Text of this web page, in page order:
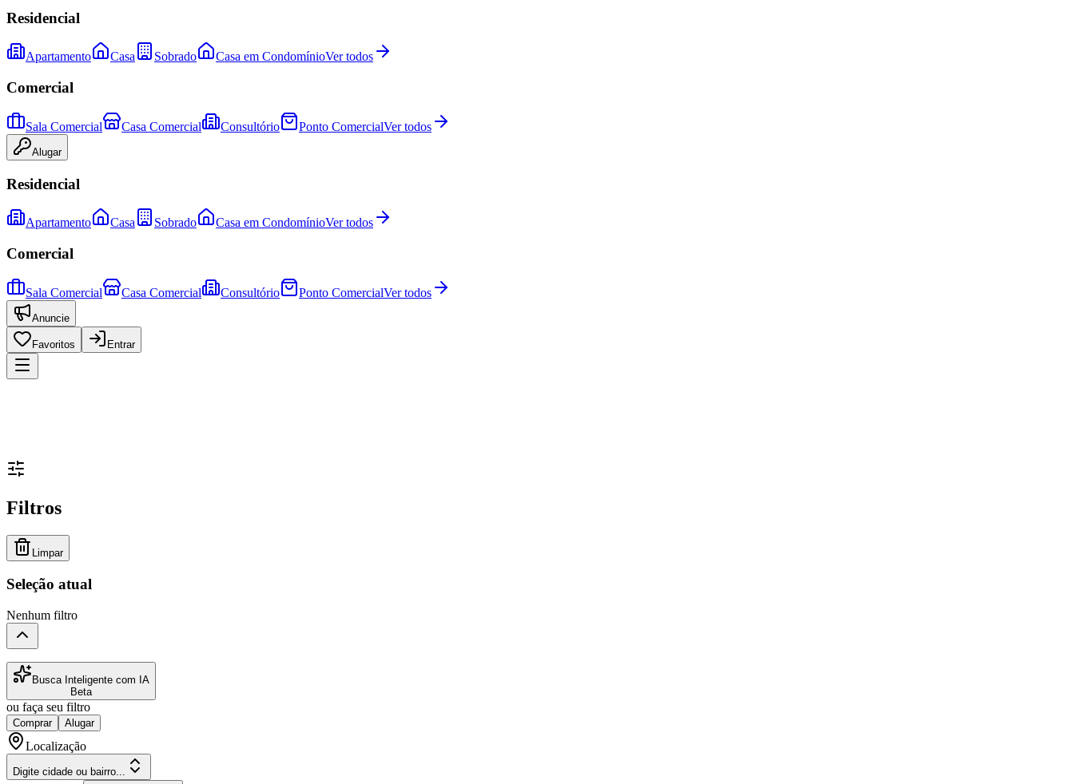
Residencial
Apartamento Casa Sobrado Casa em CondomínioVer todos
Comercial
Sala Comercial Casa Comercial Consultório Ponto ComercialVer todos
Alugar
Residencial
Apartamento Casa Sobrado Casa em CondomínioVer todos
Comercial
Sala Comercial Casa Comercial Consultório Ponto ComercialVer todos
Anuncie
Favoritos Entrar
Filtros
Limpar
Seleção atual
Nenhum filtro
Busca Inteligente com IA
Beta
ou faça seu filtro
Comprar Alugar
Localização
Digite cidade ou bairro...